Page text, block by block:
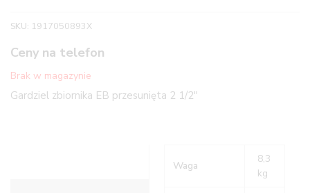
SKU: 1917050893X
Ceny na telefon
Brak w magazynie
Gardziel zbiornika EB przesunięta 2 1/2″
Waga
8,3
kg